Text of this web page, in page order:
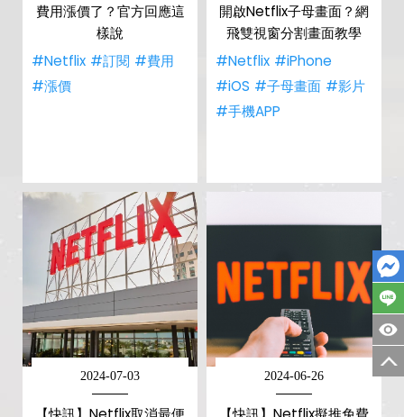
費用漲價了？官方回應這
樣說
#Netflix #訂閱 #費用
#漲價
開啟Netflix子母畫面？網
飛雙視窗分割畫面教學
#Netflix #iPhone
#iOS #子母畫面 #影片
#手機APP
2024-07-03 2024-06-26